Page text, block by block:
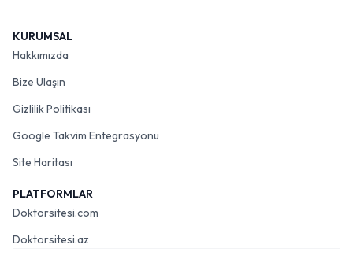
KURUMSAL
Hakkımızda
Bize Ulaşın
Gizlilik Politikası
Google Takvim Entegrasyonu
Site Haritası
PLATFORMLAR
Doktorsitesi.com
Doktorsitesi.az